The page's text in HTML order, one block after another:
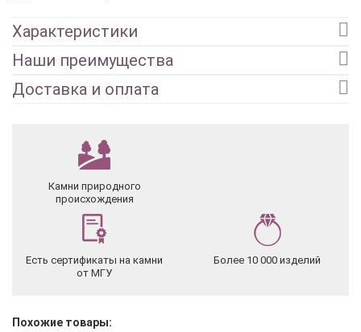
Характеристики
Наши преимущества
Доставка и оплата
Камни природного
происхождения
Есть сертификаты на камни
от МГУ
Более 10 000 изделий
Похожие товары: